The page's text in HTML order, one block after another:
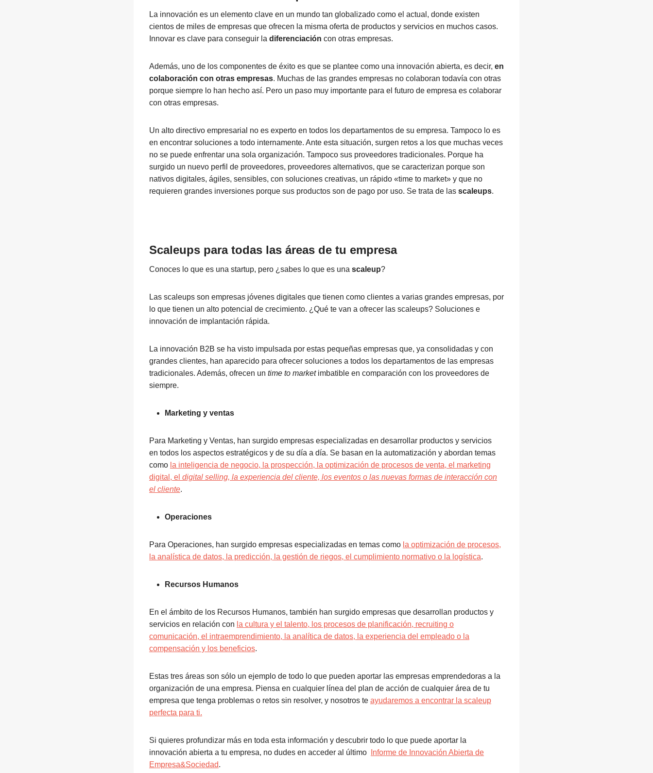
La innovación es un elemento clave en un mundo tan globalizado como el actual, donde existen
cientos de miles de empresas que ofrecen la misma oferta de productos y servicios en muchos casos.
Innovar es clave para conseguir la diferenciación con otras empresas.
Además, uno de los componentes de éxito es que se plantee como una innovación abierta, es decir, en
colaboración con otras empresas. Muchas de las grandes empresas no colaboran todavía con otras
porque siempre lo han hecho así. Pero un paso muy importante para el futuro de empresa es colaborar
con otras empresas.
Un alto directivo empresarial no es experto en todos los departamentos de su empresa. Tampoco lo es
en encontrar soluciones a todo internamente. Ante esta situación, surgen retos a los que muchas veces
no se puede enfrentar una sola organización. Tampoco sus proveedores tradicionales. Porque ha
surgido un nuevo perfil de proveedores, proveedores alternativos, que se caracterizan porque son
nativos digitales, ágiles, sensibles, con soluciones creativas, un rápido «time to market» y que no
requieren grandes inversiones porque sus productos son de pago por uso. Se trata de las scaleups.
Scaleups para todas las áreas de tu empresa
Conoces lo que es una startup, pero ¿sabes lo que es una scaleup?
Las scaleups son empresas jóvenes digitales que tienen como clientes a varias grandes empresas, por
lo que tienen un alto potencial de crecimiento. ¿Qué te van a ofrecer las scaleups? Soluciones e
innovación de implantación rápida.
La innovación B2B se ha visto impulsada por estas pequeñas empresas que, ya consolidadas y con
grandes clientes, han aparecido para ofrecer soluciones a todos los departamentos de las empresas
tradicionales. Además, ofrecen un time to market imbatible en comparación con los proveedores de
siempre.
Marketing y ventas
Para Marketing y Ventas, han surgido empresas especializadas en desarrollar productos y servicios
en todos los aspectos estratégicos y de su día a día. Se basan en la automatización y abordan temas
como la inteligencia de negocio, la prospección, la optimización de procesos de venta, el marketing
digital, el digital selling, la experiencia del cliente, los eventos o las nuevas formas de interacción con
el cliente.
Operaciones
Para Operaciones, han surgido empresas especializadas en temas como la optimización de procesos,
la analística de datos, la predicción, la gestión de riegos, el cumplimiento normativo o la logística.
Recursos Humanos
En el ámbito de los Recursos Humanos, también han surgido empresas que desarrollan productos y
servicios en relación con la cultura y el talento, los procesos de planificación, recruiting o
comunicación, el intraemprendimiento, la analítica de datos, la experiencia del empleado o la
compensación y los beneficios.
Estas tres áreas son sólo un ejemplo de todo lo que pueden aportar las empresas emprendedoras a la
organización de una empresa. Piensa en cualquier línea del plan de acción de cualquier área de tu
empresa que tenga problemas o retos sin resolver, y nosotros te ayudaremos a encontrar la scaleup
perfecta para ti.
Si quieres profundizar más en toda esta información y descubrir todo lo que puede aportar la
innovación abierta a tu empresa, no dudes en acceder al último
Informe de Innovación Abierta de
Empresa&Sociedad.